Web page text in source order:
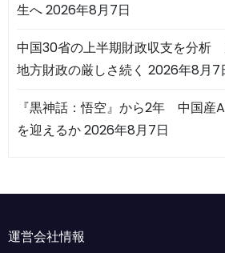
生へ2026年8月7日
中国30省の上半期財政収支を分析
地方財政の厳しさ続く 2026年8月7
『黒神話：悟空』から2年 中国産
を迎えるか2026年8月7日
運営会社情報